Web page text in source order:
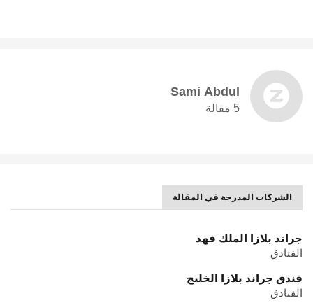
Sami Abdul
5 مقالة
الشركات المدرجة في المقالة
جراند بلازا الملك فهد
الفنادق
فندق جراند بلازا الخليج
الفنادق